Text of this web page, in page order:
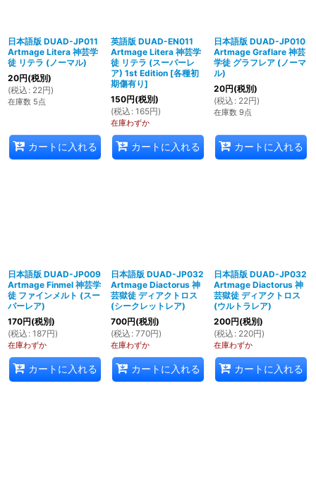
日本語版 DUAD-JP011
Artmage Litera 神芸学
徒 リテラ (ノーマル)
20円(税別)
(税込 : 22円)
在庫数 5点
カートに入れる
英語版 DUAD-EN011
Artmage Litera 神芸学
徒 リテラ (スーパーレ
ア) 1st Edition [各種初
期傷有り]
150円(税別)
(税込 : 165円)
在庫わずか
カートに入れる
日本語版 DUAD-JP010
Artmage Graflare 神芸
学徒 グラフレア (ノーマ
ル)
20円(税別)
(税込 : 22円)
在庫数 9点
カートに入れる
日本語版 DUAD-JP009
Artmage Finmel 神芸学
徒 ファインメルト (スー
パーレア)
170円(税別)
(税込 : 187円)
在庫わずか
カートに入れる
日本語版 DUAD-JP032
Artmage Diactorus 神
芸獄徒 ディアクトロス
(シークレットレア)
700円(税別)
(税込 : 770円)
在庫わずか
カートに入れる
日本語版 DUAD-JP032
Artmage Diactorus 神
芸獄徒 ディアクトロス
(ウルトラレア)
200円(税別)
(税込 : 220円)
在庫わずか
カートに入れる